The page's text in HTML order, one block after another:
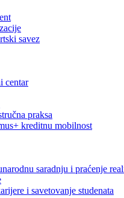
savez
centar
praksa
kreditnu mobilnost
saradnju i praćenje
i savetovanje studenata